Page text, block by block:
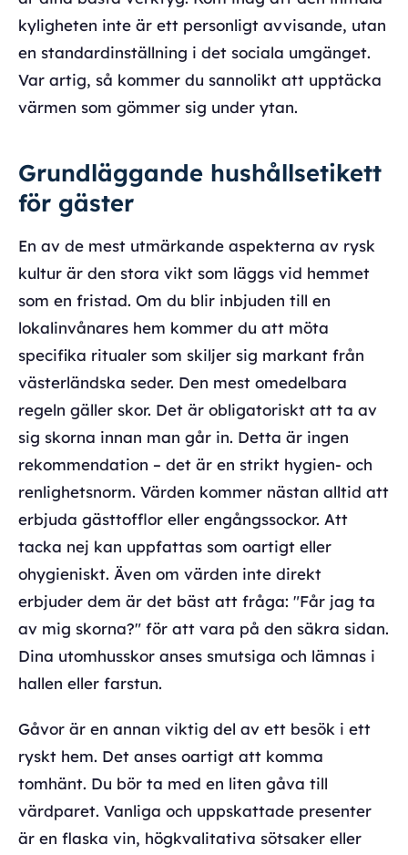
kyligheten inte är ett personligt avvisande, utan
en standardinställning i det sociala umgänget.
Var artig, så kommer du sannolikt att upptäcka
värmen som gömmer sig under ytan.
Grundläggande hushållsetikett
för gäster
En av de mest utmärkande aspekterna av rysk
kultur är den stora vikt som läggs vid hemmet
som en fristad. Om du blir inbjuden till en
lokalinvånares hem kommer du att möta
specifika ritualer som skiljer sig markant från
västerländska seder. Den mest omedelbara
regeln gäller skor. Det är obligatoriskt att ta av
sig skorna innan man går in. Detta är ingen
rekommendation – det är en strikt hygien- och
renlighetsnorm. Värden kommer nästan alltid att
erbjuda gästtofflor eller engångssockor. Att
tacka nej kan uppfattas som oartigt eller
ohygieniskt. Även om värden inte direkt
erbjuder dem är det bäst att fråga: "Får jag ta
av mig skorna?" för att vara på den säkra sidan.
Dina utomhusskor anses smutsiga och lämnas i
hallen eller farstun.
Gåvor är en annan viktig del av ett besök i ett
ryskt hem. Det anses oartigt att komma
tomhänt. Du bör ta med en liten gåva till
värdparet. Vanliga och uppskattade presenter
är en flaska vin, högkvalitativa sötsaker eller